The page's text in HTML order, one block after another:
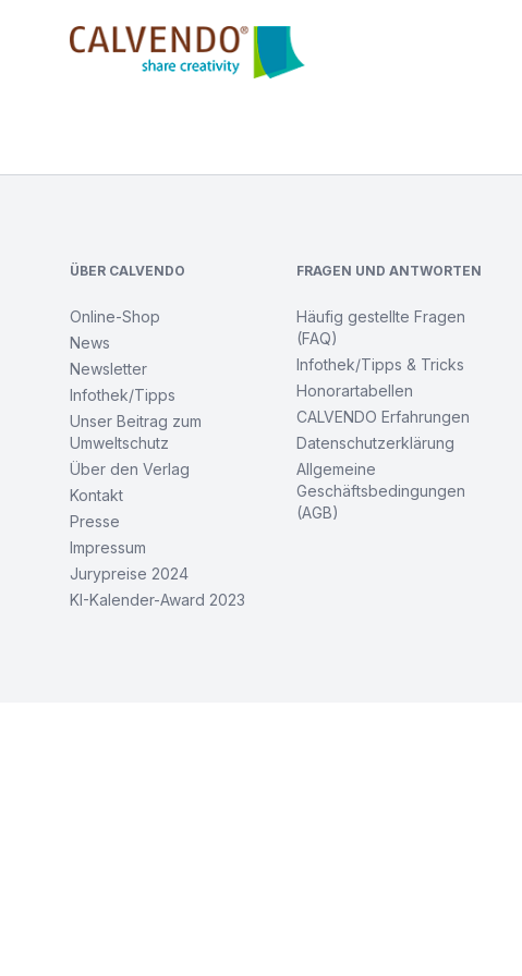
Calvendo
ÜBER CALVENDO
Online-Shop
News
Newsletter
Infothek/Tipps
Unser Beitrag zum
Umweltschutz
Über den Verlag
Kontakt
Presse
Impressum
Jurypreise 2024
KI-Kalender-Award 2023
FRAGEN UND ANTWORTEN
Häufig gestellte Fragen
(FAQ)
Infothek/Tipps & Tricks
Honorartabellen
CALVENDO Erfahrungen
Datenschutzerklärung
Allgemeine
Geschäftsbedingungen
(AGB)